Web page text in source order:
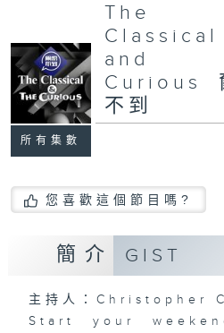
所有集數
The
Classical
and
Curious
不到
您喜歡這個節目嗎?
簡介 GIST
主持人：Christopher
Start your